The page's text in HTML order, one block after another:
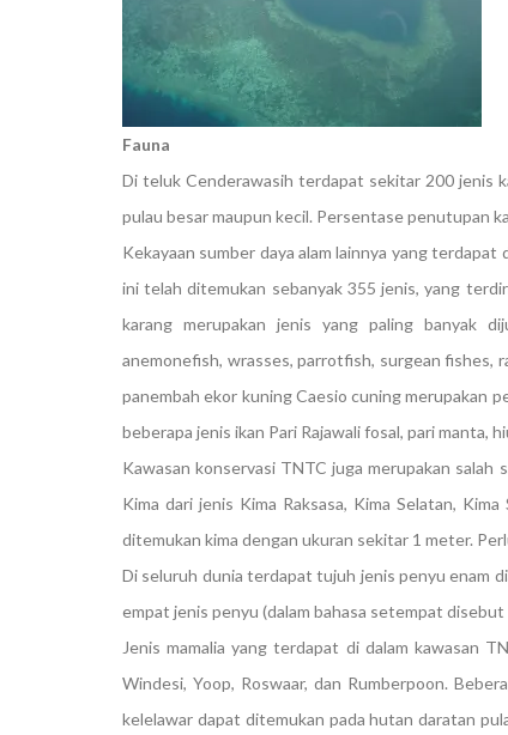
Fauna
Di teluk Cenderawasih terdapat sekitar 200 jenis
pulau besar maupun kecil. Persentase penutupan
Kekayaan sumber daya alam lainnya yang terdapat
ini telah ditemukan sebanyak 355 jenis, yang
karang merupakan jenis yang paling banyak
anemonefish, wrasses, parrotfish, surgean fishes,
panembah ekor kuning Caesio cuning merupakan
beberapa jenis ikan Pari Rajawali fosal, pari manta,
Kawasan konservasi TNTC juga merupakan
Kima dari jenis Kima Raksasa, Kima Selatan,
ditemukan kima dengan ukuran sekitar 1 meter.
Di seluruh dunia terdapat tujuh jenis penyu enam
empat jenis penyu (dalam bahasa setempat
Jenis mamalia yang terdapat di dalam kawasan
Windesi, Yoop, Roswaar, dan Rumberpoon.
kelelawar dapat ditemukan pada hutan daratan